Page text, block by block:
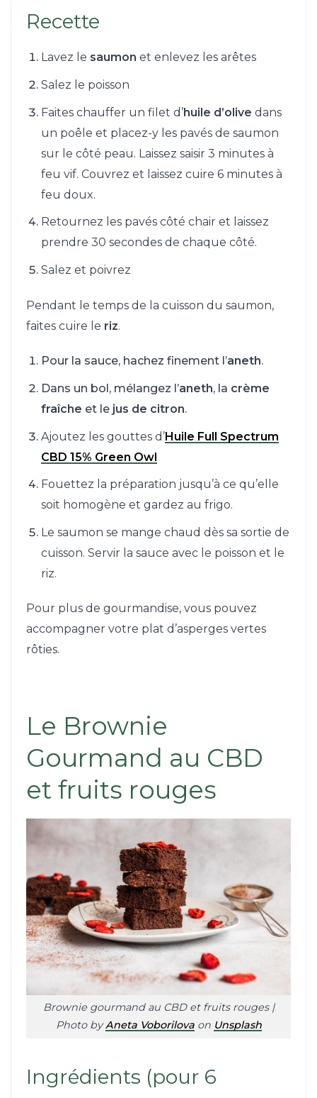
Recette
Lavez le saumon et enlevez les arêtes
Salez le poisson
Faites chauffer un filet d’huile d’olive dans
un poêle et placez-y les pavés de saumon
sur le côté peau. Laissez saisir 3 minutes à
feu vif. Couvrez et laissez cuire 6 minutes à
feu doux.
Retournez les pavés côté chair et laissez
prendre 30 secondes de chaque côté.
Salez et poivrez
Pendant le temps de la cuisson du saumon,
faites cuire le riz.
Pour la sauce, hachez finement l’aneth.
Dans un bol, mélangez l’aneth, la crème
fraîche et lejus de citron.
Ajoutez les gouttes d’Huile Full Spectrum
CBD 15% Green Owl
Fouettez la préparation jusqu’à ce qu’elle
soit homogène et gardez au frigo.
Le saumon se mange chaud dès sa sortie de
cuisson. Servir la sauce avec le poisson et le
riz.
Pour plus de gourmandise, vous pouvez
accompagner votre plat d’asperges vertes
rôties.
Le Brownie
Gourmand au CBD
et fruits rouges
Brownie gourmand au CBD et fruits rouges |
Photo byAneta Voborilovaon Unsplash
Ingrédients (pour 6